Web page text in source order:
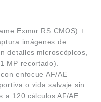
Exmor RS CMOS) +
imágenes de
detalles microscópicos,
MP recortado).
enfoque AF/AE
o vida salvaje sin
a 120 cálculos AF/AE